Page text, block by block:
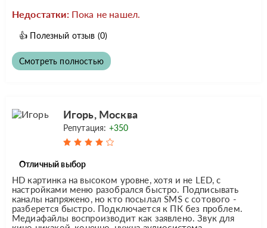
Недостатки: Пока не нашел.
👍 Полезный отзыв (0)
Смотреть полностью
Игорь, Москва
Репутация: +350
Отличный выбор
HD картинка на высоком уровне, хотя и не LED, с
настройками меню разобрался быстро. Подписывать
каналы напряжено, но кто посылал SMS с сотового -
разберется быстро. Подключается к ПК без проблем.
Медиафайлы воспроизводит как заявлено. Звук для